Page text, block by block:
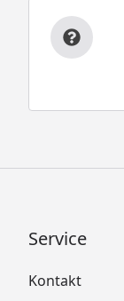
Service
Kontakt